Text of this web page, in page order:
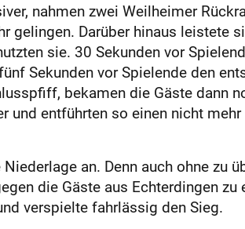
nahmen zwei Weilheimer
Darüber hinaus leistete
sie. 30 Sekunden vor
Sekunden vor Spielende den
bekamen die Gäste dann
und entführten so einen nicht
an. Denn auch ohne zu
die Gäste aus Echterdingen zu
verspielte fahrlässig den Sieg.